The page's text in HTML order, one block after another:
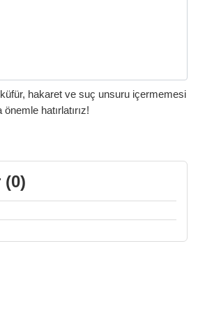
hakaret ve suç unsuru içermemesi
hatırlatırız!
(0)